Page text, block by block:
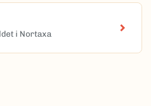
i Nortaxa